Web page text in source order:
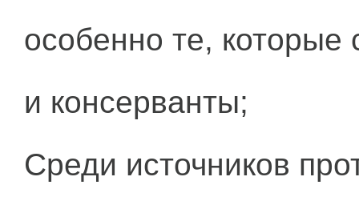
особенно те,
и консерванты;
Среди источников